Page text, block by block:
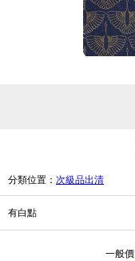
分類位置 ： 次級品出清
有白點
一般價